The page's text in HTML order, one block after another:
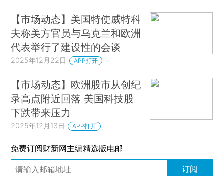
【市场动态】美国特使威特科
夫称美方官员与乌克兰和欧洲
代表举行了建设性的会谈
2025年12月22日 APP打开
【市场动态】欧洲股市从创纪
录高点附近回落 美国科技股
下跌带来压力
2025年12月13日 APP打开
免费订阅财新网主编精选版电邮
订阅